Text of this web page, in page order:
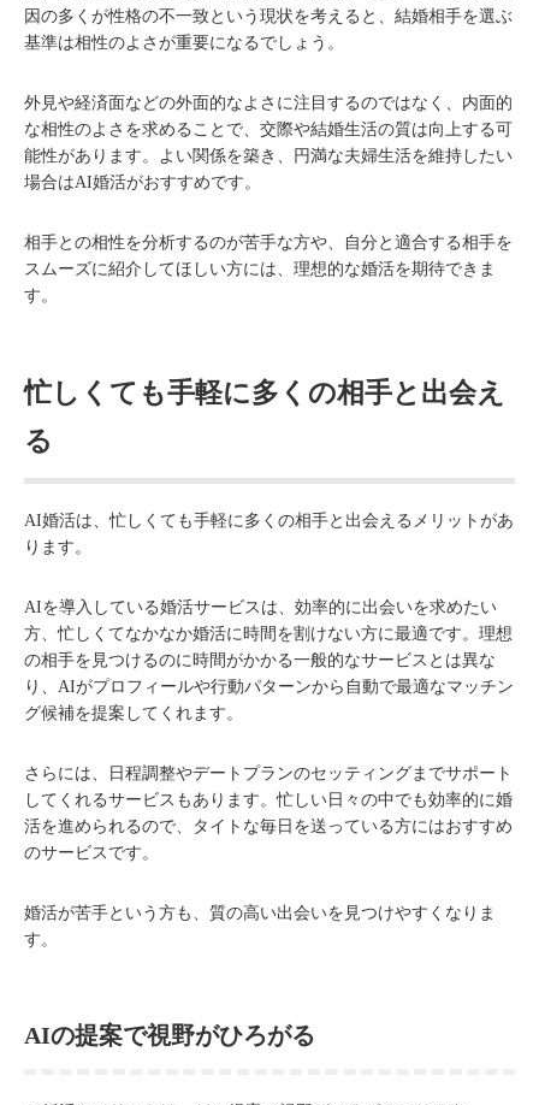
因の多くが性格の不一致という現状を考えると、結婚相手を選ぶ
基準は相性のよさが重要になるでしょう。
外見や経済面などの外面的なよさに注目するのではなく、内面的
な相性のよさを求めることで、交際や結婚生活の質は向上する可
能性があります。よい関係を築き、円満な夫婦生活を維持したい
場合はAI婚活がおすすめです。
相手との相性を分析するのが苦手な方や、自分と適合する相手を
スムーズに紹介してほしい方には、理想的な婚活を期待できま
す。
忙しくても手軽に多くの相手と出会え
る
AI婚活は、忙しくても手軽に多くの相手と出会えるメリットがあ
ります。
AIを導入している婚活サービスは、効率的に出会いを求めたい
方、忙しくてなかなか婚活に時間を割けない方に最適です。理想
の相手を見つけるのに時間がかかる一般的なサービスとは異な
り、AIがプロフィールや行動パターンから自動で最適なマッチン
グ候補を提案してくれます。
さらには、日程調整やデートプランのセッティングまでサポート
してくれるサービスもあります。忙しい日々の中でも効率的に婚
活を進められるので、タイトな毎日を送っている方にはおすすめ
のサービスです。
婚活が苦手という方も、質の高い出会いを見つけやすくなりま
す。
AIの提案で視野がひろがる